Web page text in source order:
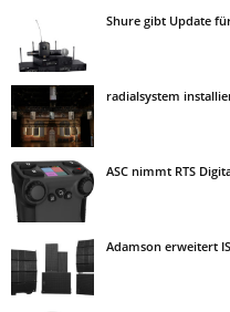
Shure gibt Update
radialsystem
ASC nimmt RTS
Adamson erweitert